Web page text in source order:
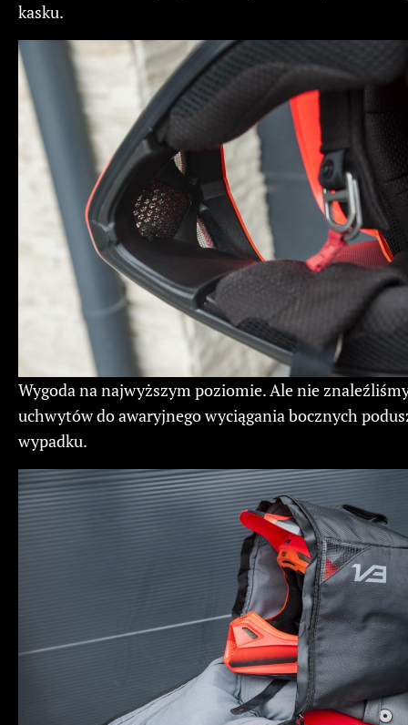
kasku.
Wygoda na najwyższym poziomie. Ale nie
uchwytów do awaryjnego wyciągania bocznych
wypadku.